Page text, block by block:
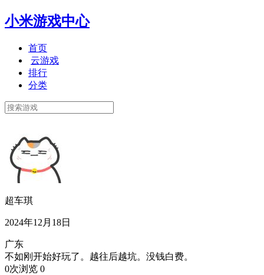
小米游戏中心
首页
云游戏
排行
分类
超车琪
2024年12月18日
广东
不如刚开始好玩了。越往后越坑。没钱白费。
0次浏览 0